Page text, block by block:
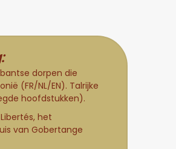
dorpen die
(FR/NL/EN). Talrijke
hoofdstukken).
het
van Gobertange